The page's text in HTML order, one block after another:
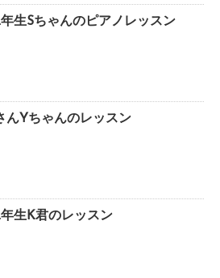
生Sちゃんのピアノレッスン
んYちゃんのレッスン
生K君のレッスン